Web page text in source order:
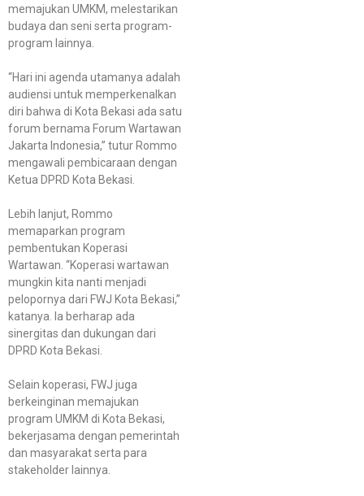
memajukan UMKM, melestarikan
budaya dan seni serta program-
program lainnya.
“Hari ini agenda utamanya adalah
audiensi untuk memperkenalkan
diri bahwa di Kota Bekasi ada satu
forum bernama Forum Wartawan
Jakarta Indonesia,” tutur Rommo
mengawali pembicaraan dengan
Ketua DPRD Kota Bekasi.
Lebih lanjut, Rommo
memaparkan program
pembentukan Koperasi
Wartawan. “Koperasi wartawan
mungkin kita nanti menjadi
pelopornya dari FWJ Kota Bekasi,”
katanya. Ia berharap ada
sinergitas dan dukungan dari
DPRD Kota Bekasi.
Selain koperasi, FWJ juga
berkeinginan memajukan
program UMKM di Kota Bekasi,
bekerjasama dengan pemerintah
dan masyarakat serta para
stakeholder lainnya.